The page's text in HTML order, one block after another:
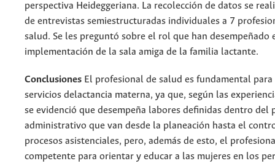
perspectiva Heideggeriana. La recolección de datos se
de entrevistas semiestructuradas individuales a 7
salud. Se les preguntó sobre el rol que han desempeñado
implementación de la sala amiga de la familia lactante.
Conclusiones El profesional de salud es fundamental
servicios delactancia materna, ya que, según las
se evidenció que desempeña labores definidas dentro del
administrativo que van desde la planeación hasta el
procesos asistenciales, pero, además de esto, el
competente para orientar y educar a las mujeres en los